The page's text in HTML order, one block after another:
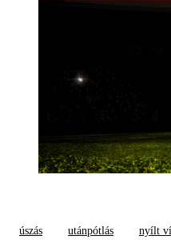
úszás utánpótlás nyílt